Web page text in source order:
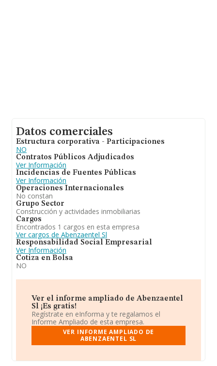
Datos comerciales
Estructura corporativa - Participaciones
NO
Contratos Públicos Adjudicados
Ver Información
Incidencias de Fuentes Públicas
Ver Información
Operaciones Internacionales
No constan
Grupo Sector
Construcción y actividades inmobiliarias
Cargos
Encontrados 1 cargos en esta empresa
Ver cargos de Abenzaentel Sl
Responsabilidad Social Empresarial
Ver Información
Cotiza en Bolsa
NO
Ver el informe ampliado de Abenzaentel
Sl ¡Es gratis!
Regístrate en eInforma y te regalamos el
Informe Ampliado de esta empresa.
VER INFORME AMPLIADO DE
ABENZAENTEL SL